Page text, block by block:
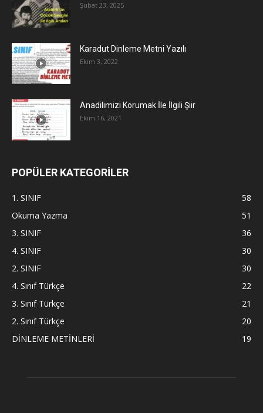
Şubat 23, 2025
Karadut Dinleme Metni Yazılı
Ekim 3, 2022
Anadilimizi Korumak İle İlgili Şiir
Ekim 16, 2021
POPÜLER KATEGORİLER
1. SINIF
58
Okuma Yazma
51
3. SINIF
36
4. SINIF
30
2. SINIF
30
4. Sınıf Türkçe
22
3. Sınıf Türkçe
21
2. Sınıf Türkçe
20
DİNLEME METİNLERİ
19